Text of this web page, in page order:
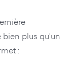
plus qu’un
: